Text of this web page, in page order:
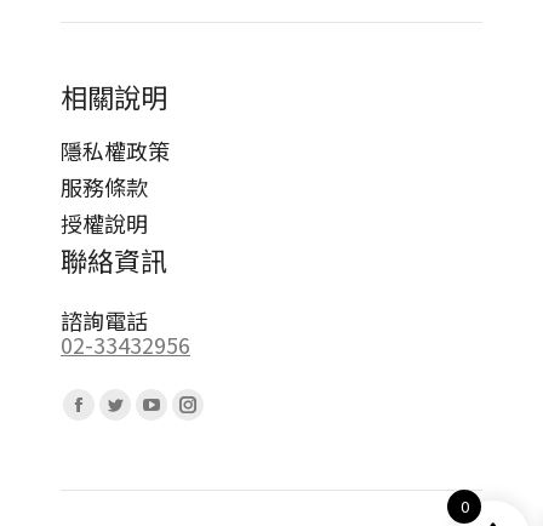
相關說明
隱私權政策
服務條款
授權說明
聯絡資訊
諮詢電話
02-33432956
Facebook
opens
Twitter
opens
YouTube
opens
Instagram
opens
0